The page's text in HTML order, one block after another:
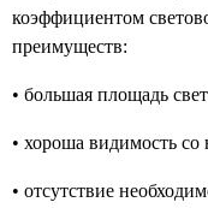
коэффициентом
преимуществ:
• большая площадь
• хороша видимость со
• отсутствие